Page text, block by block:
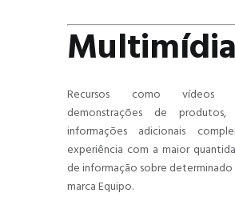
Multimídia
Recursos como vídeos
demonstrações de
informações adicionais
experiência com a maior
de informação sobre
marca Equipo.